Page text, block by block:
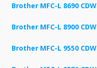
Brother MFC-L 8690 CDW
Brother MFC-L 8900 CDW
Brother MFC-L 9550 CDW